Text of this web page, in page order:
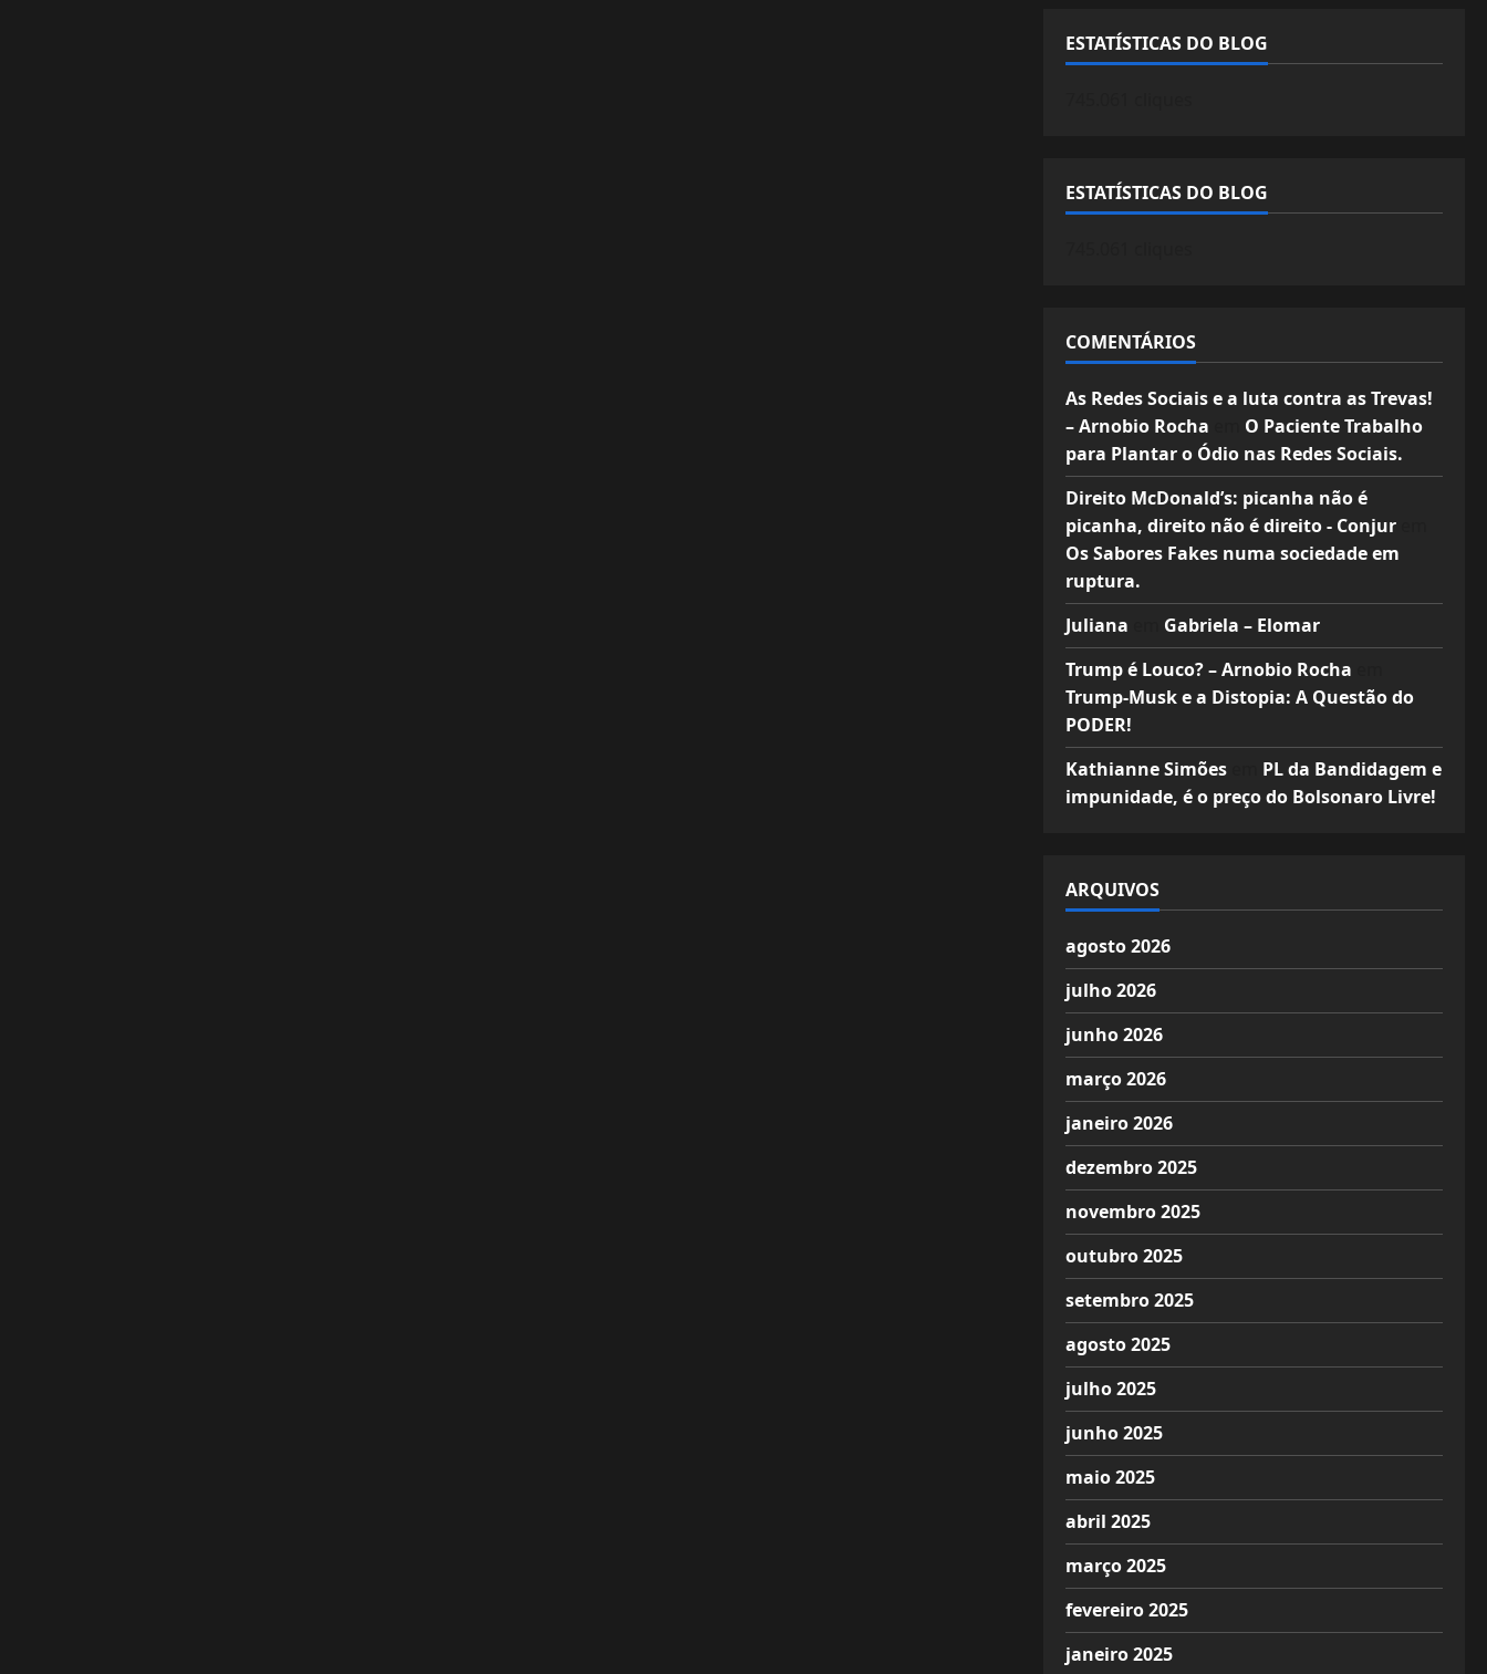
ESTATÍSTICAS DO BLOG
ESTATÍSTICAS DO BLOG
COMENTÁRIOS
As Redes Sociais e a luta contra as Trevas!
– Arnobio Rocha
O Paciente Trabalho
para Plantar o Ódio nas Redes Sociais.
Direito McDonald’s: picanha não é
picanha, direito não é direito - Conjurem
Os Sabores Fakes numa sociedade em
ruptura.
Juliana
Gabriela – Elomar
Trump é Louco? – Arnobio Rocha
Trump-Musk e a Distopia: A Questão do
PODER!
Kathianne Simõesem PL da Bandidagem e
impunidade, é o preço do Bolsonaro Livre!
ARQUIVOS
agosto 2026
julho 2026
junho 2026
março 2026
janeiro 2026
dezembro 2025
novembro 2025
outubro 2025
setembro 2025
agosto 2025
julho 2025
junho 2025
maio 2025
abril 2025
março 2025
fevereiro 2025
janeiro 2025